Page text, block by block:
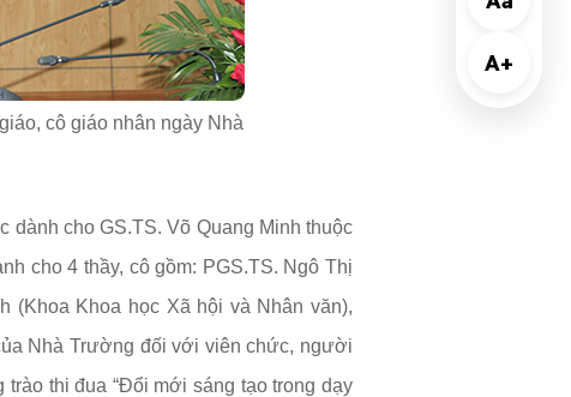
A+
cô giáo nhân ngày Nhà
cho GS.TS. Võ Quang Minh thuộc
cho 4 thầy, cô gồm: PGS.TS. Ngô Thị
(Khoa Khoa học Xã hội và Nhân văn),
Nhà Trường đối với viên chức, người
thi đua “Đổi mới sáng tạo trong dạy